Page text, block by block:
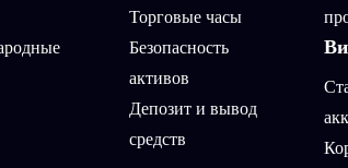
Торговые часы
Безопасность
активов
Депозит и вывод
средств